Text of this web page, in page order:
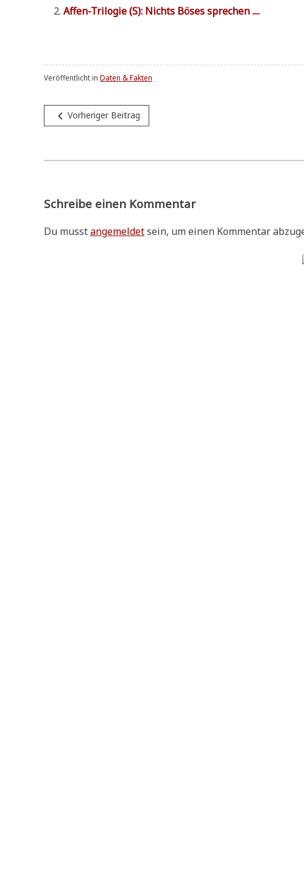
Affen-Tri­lo­gie (S): Nichts Böses sprechen ....
Veröffentlicht in Daten & Fakten
Beitragsnavigation
navigate_before Vorheriger Beitrag
Schreibe einen Kommentar
Du musstangemeldetsein, um einen Kommentar